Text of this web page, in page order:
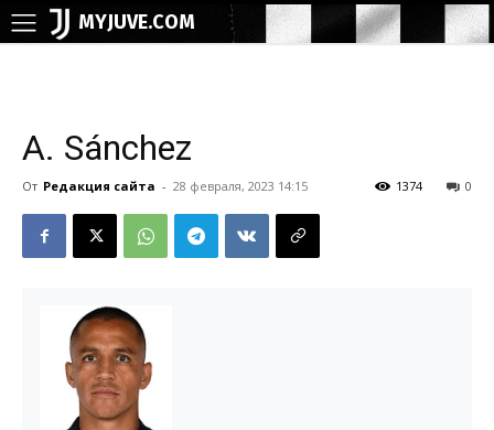
MYJUVE.COM
A. Sánchez
От Редакция сайта - 28 февраля, 2023 14:15 0
1374